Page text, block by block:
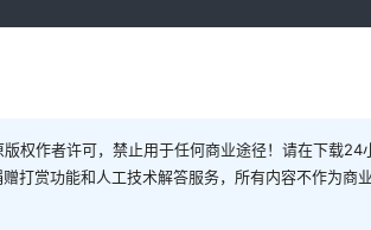
权作者许可，禁止用于任何商业途径！请在下载24
打赏功能和人工技术解答服务，所有内容不作为商